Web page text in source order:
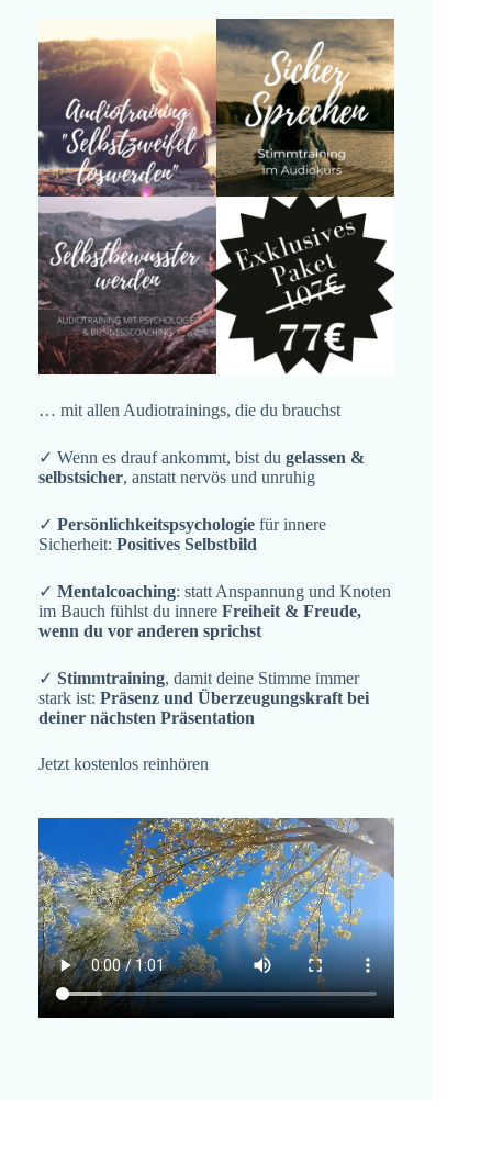
… mit allen Audiotrainings, die du brauchst
✓ Wenn es drauf ankommt, bist du gelassen &
selbstsicher, anstatt nervös und unruhig
✓ Persönlichkeitspsychologie für innere
Sicherheit: Positives Selbstbild
✓ Mentalcoaching: statt Anspannung und Knoten
im Bauch fühlst du innere Freiheit & Freude,
wenn du vor anderen sprichst
✓ Stimmtraining, damit deine Stimme immer
stark ist: Präsenz und Überzeugungskraft bei
deiner nächsten Präsentation
Jetzt kostenlos reinhören